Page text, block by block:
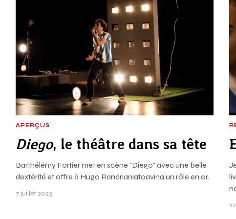
APERÇUS
Diego, le théâtre dans sa tête
Barthélémy Fortier met en scène "Diego" avec une belle
dextérité et offre à Hugo Randrianiatoavina un rôle en or.
7 juillet 2023